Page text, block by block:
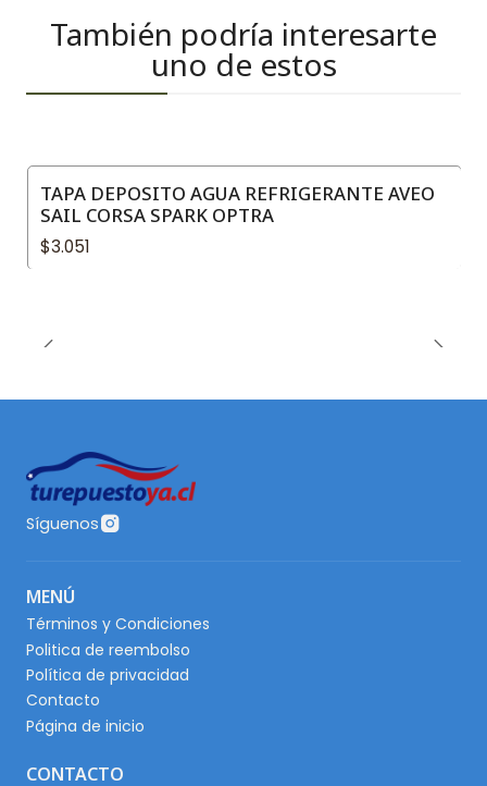
También podría interesarte
uno de estos
TAPA DEPOSITO AGUA REFRIGERANTE AVEO
SAIL CORSA SPARK OPTRA
$3.051
Síguenos
MENÚ
Términos y Condiciones
Politica de reembolso
Política de privacidad
Contacto
Página de inicio
CONTACTO